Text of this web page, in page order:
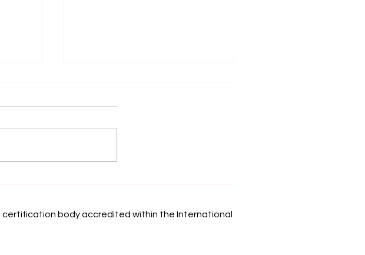
Investigación sobre
body accredited within the International